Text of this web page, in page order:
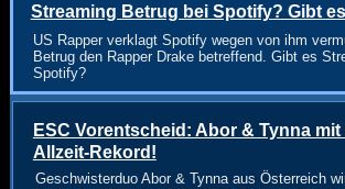
Streaming Betrug bei Spotify? Gibt
US Rapper verklagt Spotify wegen von ihm
Betrug den Rapper Drake betreffend. Gibt es
Spotify?
ESC Vorentscheid: Abor & Tynna
Allzeit-Rekord!
Geschwisterduo Abor & Tynna aus Österreich